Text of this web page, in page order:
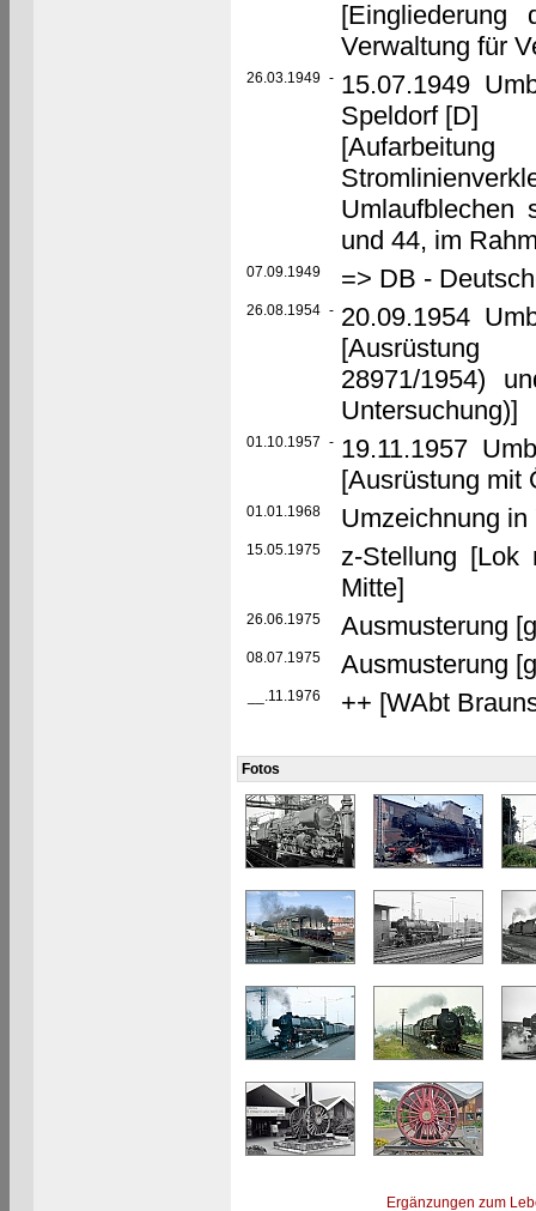
Verwaltung für
26.03.1949 - 15.07.1949
Speldorf [D]
Umlaufblechen
und 44, im
07.09.1949 => DB -
26.08.1954 - 20.09.1954
[Ausrüstung
28971/1954)
Untersuchung)]
01.10.1957 - 19.11.1957
[Ausrüstung mit
01.01.1968 Umzeichnung
15.05.1975
z-Stellung [Lok
Mitte]
26.06.1975 Ausmusterung
08.07.1975 Ausmusterung
__.11.1976 ++ [WAbt
Fotos
Ergänzungen zum